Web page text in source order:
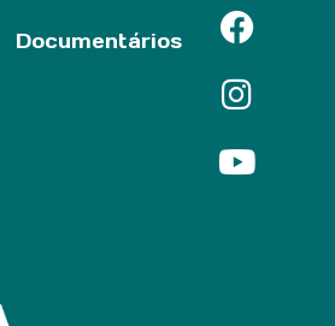
Documentários